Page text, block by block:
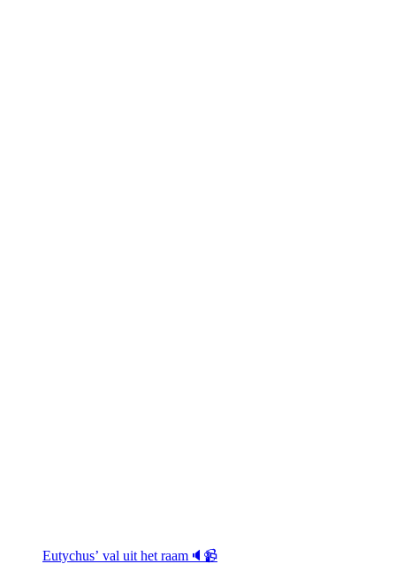
Eutychus’ val uit het raam🔈📹